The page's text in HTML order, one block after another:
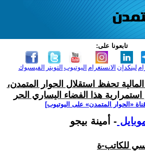
تابعونا على:
الفيسبوك التويتر اليوتيوب الانستغرام لينكدإن
تحفظ استقلال الحوار المتمدن،
هذا الفضاء اليساري الحر
‫«الحوار المتمدن» على اليوتيوب]
- أمينة بيجو
للكاتب-ة